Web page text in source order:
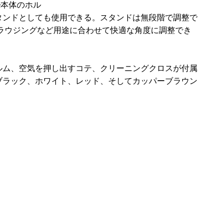
体のホル
ドとしても使用できる。スタンドは無段階で調整で
ウジングなど用途に合わせて快適な角度に調整でき
、空気を押し出すコテ、クリーニングクロスが付属
ック、ホワイト、レッド、そしてカッパーブラウン